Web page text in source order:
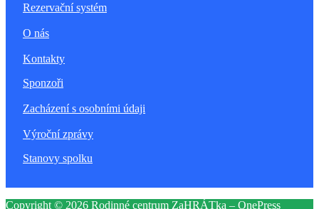
Rezervační systém
O nás
Kontakty
Sponzoři
Zacházení s osobními údaji
Výroční zprávy
Stanovy spolku
Copyright © 2026 Rodinné centrum ZaHRÁTka – OnePress